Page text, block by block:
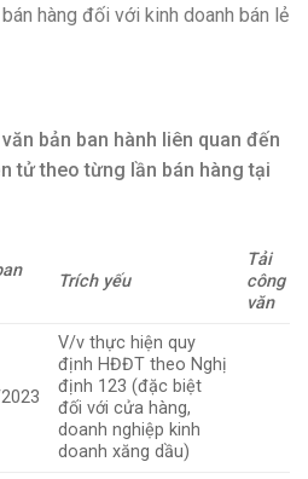
bản ban hành liên quan đến
tử theo từng lần bán hàng tại
Trích yếu
Tải
công
văn
V/v thực hiện quy
định HĐĐT theo Nghị
định 123 (đặc biệt
đối với cửa hàng,
doanh nghiệp kinh
doanh xăng dầu)